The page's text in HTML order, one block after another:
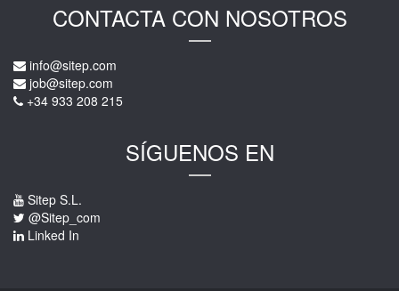
CONTACTA CON NOSOTROS
info@sitep.com
job@sitep.com
+34 933 208 215
SÍGUENOS EN
Sitep S.L.
@Sitep_com
Linked In